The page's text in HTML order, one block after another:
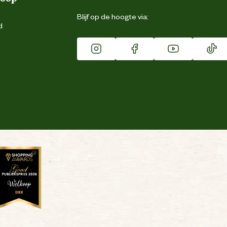
Blijf op de hoogte via: